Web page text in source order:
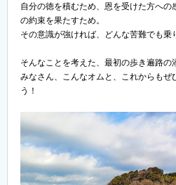
自分の徳を積むため、恩を受けた方への
の約束を果たすため。
その意識が強ければ、どんな苦難でも乗
そんなことを考えた、最初の歩き遍路の
みなさん、こんなオムと、これからもぜ
う！